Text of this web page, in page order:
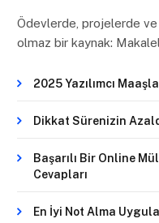
Ödevlerde, projelerde ve
olmaz bir kaynak:
2025 Yazılımcı
Dikkat Sürenizin
Başarılı Bir Online
Cevapları
En İyi Not Alma